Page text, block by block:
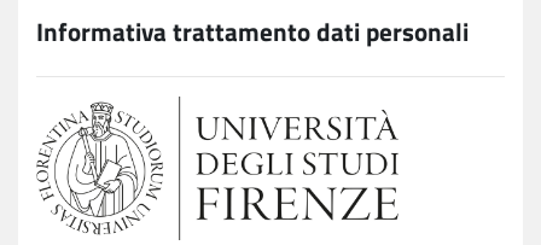
Informativa trattamento dati personali